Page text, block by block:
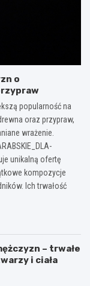
o
popularność na
oraz przypraw,
wrażenie.
unikalną ofertę
kompozycje
Ich trwałość
– trwałe
i ciała